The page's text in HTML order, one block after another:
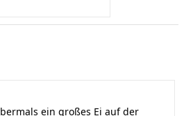
ein großes Ei auf der